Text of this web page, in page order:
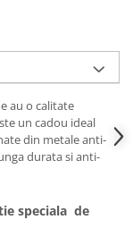
au o calitate
un cadou ideal
din metale anti-
durata si anti-
speciala de